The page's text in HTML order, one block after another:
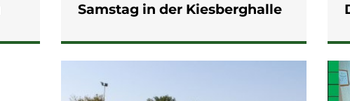
Samstag in der Kiesberghalle